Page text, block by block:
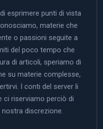
esprimere punti di vista
materie che
o passioni seguite a
del poco tempo che
di articoli, speriamo di
su materie complesse,
I conti del server li
ci riserviamo perciò di
discrezione.